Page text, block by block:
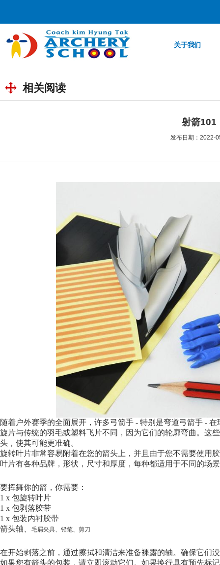
关于我们
相关阅读
射箭101
发布日期：2022-
随着户外赛季的全面展开，许多弓箭手 - 特别是弯道弓箭手 -
旋片与传统的羽毛或塑料飞片不同，因为它们的轮廓弯曲。这
头，使其可能更准确。
旋转叶片非常容易附着在您的箭头上，并且由于您不需要使用
叶片有各种品牌，形状，尺寸和厚度，每种都适用于不同的场
要挥舞你的箭，你需要：
1 x 包旋转叶片
1 x 包剥落胶带
1 x 包装内衬胶带
箭头轴、
毛屑夹具、 铅笔、 剪刀
在开始剥落之前，通过擦拭和清洁来准备裸露的轴。确保它们
如果您有箭头的包装，请立即滚动它们。如果换行具有预先标